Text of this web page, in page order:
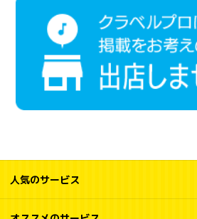
人気のサービス